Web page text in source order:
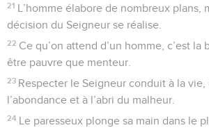
21 L’homme élabore de nombreux plans,
décision du Seigneur se réalise.
22 Ce qu’on attend d’un homme, c’est la
être pauvre que menteur.
23 Respecter le Seigneur conduit à la vie,
l’abondance et à l’abri du malheur.
24 Le paresseux plonge sa main dans le